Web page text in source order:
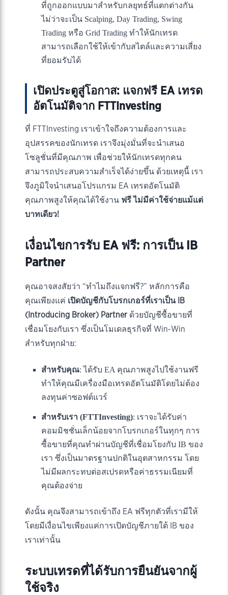
ที่ถูกออกแบบมาสำหรับกลยุทธ์ที่แตกต่างกัน
ไม่ว่าจะเป็น Scalping, Day Trading, Swing
Trading หรือ Grid Trading ทำให้นักเทรด
สามารถเลือกใช้ให้เข้ากับสไตล์และความเสี่ยง
ที่ยอมรับได้
เปิดประตูสู่โอกาส: แจกฟรี EA เทรด
อัตโนมัติจาก FTTInvesting
ที่ FTTInvesting เราเข้าใจถึงความต้องการและ
อุปสรรคของนักเทรด เราจึงมุ่งมั่นที่จะนำเสนอ
โซลูชั่นที่มีคุณภาพ เพื่อช่วยให้นักเทรดทุกคน
สามารถประสบความสำเร็จได้ง่ายขึ้น ด้วยเหตุนี้ เรา
จึงภูมิใจนำเสนอโปรแกรม EA เทรดอัตโนมัติ
คุณภาพสูงให้คุณได้ใช้งาน ฟรี ไม่มีค่าใช้จ่ายแม้แต่
บาทเดียว!
เงื่อนไขการรับ EA ฟรี: การเป็น IB
Partner
คุณอาจสงสัยว่า “ทำไมถึงแจกฟรี?” หลักการคือ
คุณเพียงแค่ เปิดบัญชีกับโบรกเกอร์ที่เราเป็น IB
(Introducing Broker) Partner ด้วยบัญชีซื้อขายที่
เชื่อมโยงกับเรา ซึ่งเป็นโมเดลธุรกิจที่ Win-Win
สำหรับทุกฝ่าย:
สำหรับคุณ: ได้รับ EA คุณภาพสูงไปใช้งานฟรี
ทำให้คุณมีเครื่องมือเทรดอัตโนมัติโดยไม่ต้อง
ลงทุนค่าซอฟต์แวร์
สำหรับเรา (FTTInvesting): เราจะได้รับค่า
คอมมิชชั่นเล็กน้อยจากโบรกเกอร์ในทุกๆ การ
ซื้อขายที่คุณทำผ่านบัญชีที่เชื่อมโยงกับ IB ของ
เรา ซึ่งเป็นมาตรฐานปกติในอุตสาหกรรม โดย
ไม่มีผลกระทบต่อสเปรดหรือค่าธรรมเนียมที่
คุณต้องจ่าย
ดังนั้น คุณจึงสามารถเข้าถึง EA ฟรีทุกตัวที่เรามีให้
โดยมีเงื่อนไขเพียงแค่การเปิดบัญชีภายใต้ IB ของ
เราเท่านั้น
ระบบเทรดที่ได้รับการยืนยันจากผู้
ใช้จริง